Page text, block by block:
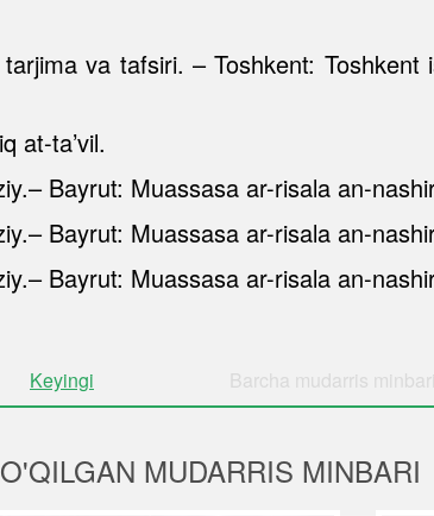
va tafsiri. – Toshkent:
at-ta’vil.
Bayrut: Muassasa ar-risala an-
Bayrut: Muassasa ar-risala an-
Bayrut: Muassasa ar-risala an-
Keyingi Barcha mudarris minbari
MUDARRIS MINBARI